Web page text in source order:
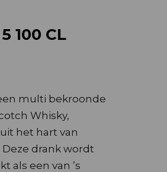
100 CL
multi bekroonde
Whisky,
het hart van
drank wordt
als een van ’s